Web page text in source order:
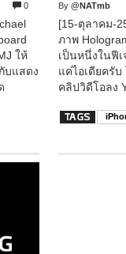
0
ให้
บแสดง
By@NATmb
[15-ตุลาคม-
ภาพ
เป็นหนึ่งในฟี
แค่ไอเดียครั
คลิปวิดีโอลง